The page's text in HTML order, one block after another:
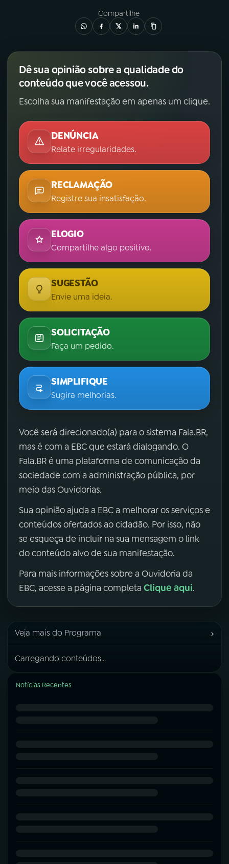
Compartilhe
Dê sua opinião sobre a qualidade do
conteúdo que você acessou.
Escolha sua manifestação em apenas um clique.
DENÚNCIA
Relate irregularidades.
RECLAMAÇÃO
Registre sua insatisfação.
ELOGIO
Compartilhe algo positivo.
SUGESTÃO
Envie uma ideia.
SOLICITAÇÃO
Faça um pedido.
SIMPLIFIQUE
Sugira melhorias.
Você será direcionado(a) para o sistema Fala.BR,
mas é com a EBC que estará dialogando. O
Fala.BR é uma plataforma de comunicação da
sociedade com a administração pública, por
meio das Ouvidorias.
Sua opinião ajuda a EBC a melhorar os serviços e
conteúdos ofertados ao cidadão. Por isso, não
se esqueça de incluir na sua mensagem o link
do conteúdo alvo de sua manifestação.
Para mais informações sobre a Ouvidoria da
EBC, acesse a página completa Clique aqui.
Veja mais do Programa ›
Carregando conteúdos...
Notícias Recentes